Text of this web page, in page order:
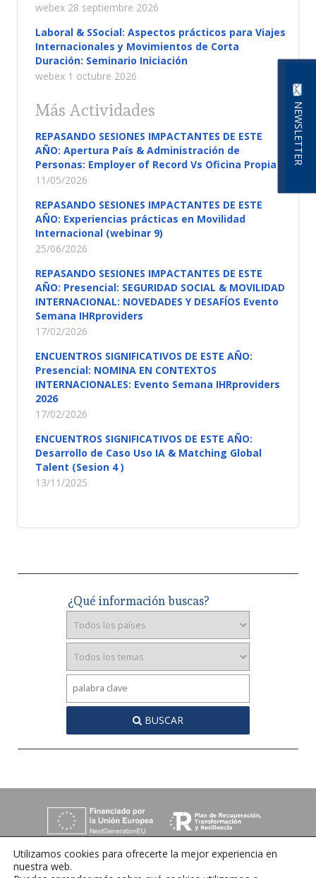
NEWSLETTER
webex 28 septiembre 2026
Laboral & SSocial: Aspectos prácticos para Viajes
Internacionales y Movimientos de Corta
Duración: Seminario Iniciación
webex 1 octubre 2026
Más Actividades
REPASANDO SESIONES IMPACTANTES DE ESTE
AÑO: Apertura País & Administración de
Personas: Employer of Record Vs Oficina Propia
11/05/2026
REPASANDO SESIONES IMPACTANTES DE ESTE
AÑO: Experiencias prácticas en Movilidad
Internacional (webinar 9)
25/06/2026
REPASANDO SESIONES IMPACTANTES DE ESTE
AÑO: Presencial: SEGURIDAD SOCIAL & MOVILIDAD
INTERNACIONAL: NOVEDADES Y DESAFÍOS Evento
Semana IHRproviders
17/02/2026
ENCUENTROS SIGNIFICATIVOS DE ESTE AÑO:
Presencial: NOMINA EN CONTEXTOS
INTERNACIONALES: Evento Semana IHRproviders
2026
17/02/2026
ENCUENTROS SIGNIFICATIVOS DE ESTE AÑO:
Desarrollo de Caso Uso IA & Matching Global
Talent (Sesion 4 )
13/11/2025
¿Qué información buscas?
BUSCAR
Utilizamos cookies para ofrecerte la mejor experiencia en
nuestra web.